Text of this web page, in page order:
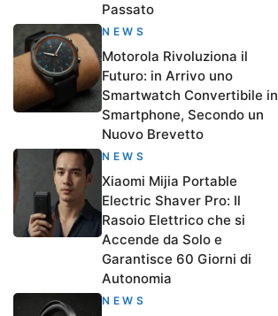
Passato
NEWS
Motorola Rivoluziona il
Futuro: in Arrivo uno
Smartwatch Convertibile in
Smartphone, Secondo un
Nuovo Brevetto
NEWS
Xiaomi Mijia Portable
Electric Shaver Pro: Il
Rasoio Elettrico che si
Accende da Solo e
Garantisce 60 Giorni di
Autonomia
NEWS